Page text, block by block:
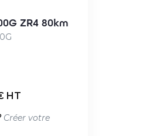
ZR4 80km
HT
Créer votre